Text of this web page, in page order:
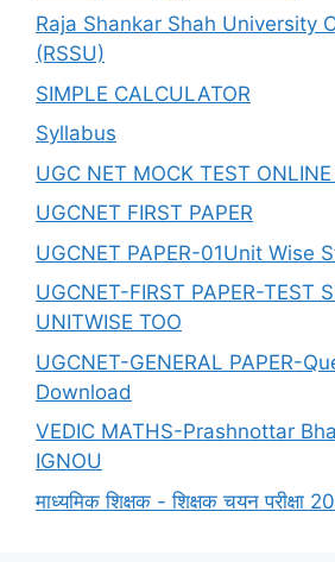
Raja Shankar Shah University
(RSSU)
SIMPLE CALCULATOR
Syllabus
UGC NET MOCK TEST ONLINE
UGCNET FIRST PAPER
UGCNET PAPER-01Unit Wise
UGCNET-FIRST PAPER-TEST
UNITWISE TOO
UGCNET-GENERAL PAPER-
Download
VEDIC MATHS-Prashnottar
IGNOU
माध्यमिक शिक्षक - शिक्षक चयन परीक्षा